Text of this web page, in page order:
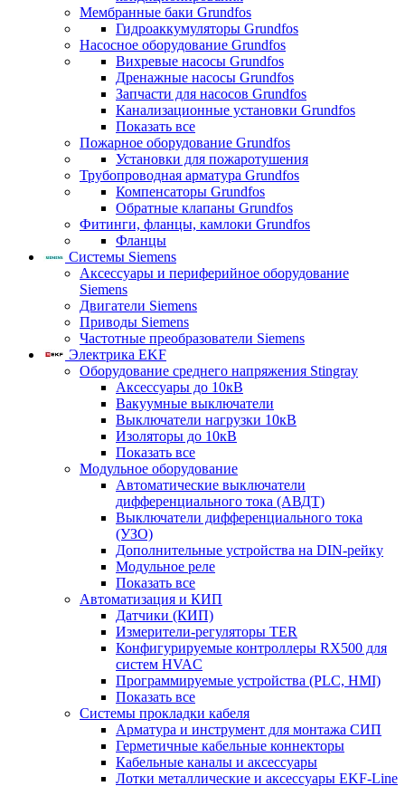
Мембранные баки Grundfos
Гидроаккумуляторы Grundfos
Насосное оборудование Grundfos
Вихревые насосы Grundfos
Дренажные насосы Grundfos
Запчасти для насосов Grundfos
Канализационные установки Grundfos
Показать все
Пожарное оборудование Grundfos
Установки для пожаротушения
Трубопроводная арматура Grundfos
Компенсаторы Grundfos
Обратные клапаны Grundfos
Фитинги, фланцы, камлоки Grundfos
Фланцы
Системы Siemens
Аксессуары и периферийное оборудование
Siemens
Двигатели Siemens
Приводы Siemens
Частотные преобразователи Siemens
Электрика EKF
Оборудование среднего напряжения Stingray
Аксессуары до 10кВ
Вакуумные выключатели
Выключатели нагрузки 10кВ
Изоляторы до 10кВ
Показать все
Модульное оборудование
Автоматические выключатели
дифференциального тока (АВДТ)
Выключатели дифференциального тока
(УЗО)
Дополнительные устройства на DIN-рейку
Модульное реле
Показать все
Автоматизация и КИП
Датчики (КИП)
Измерители-регуляторы TER
Конфигурируемые контроллеры RX500 для
систем HVAC
Программируемые устройства (PLC, HMI)
Показать все
Системы прокладки кабеля
Арматура и инструмент для монтажа СИП
Герметичные кабельные коннекторы
Кабельные каналы и аксессуары
Лотки металлические и аксессуары EKF-Line